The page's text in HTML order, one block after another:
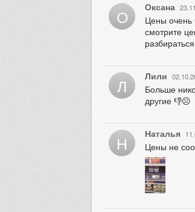
О Оксана
Цены очень
смотрите
Л Лили
Больше
другие 👎☹️
Н Наталья
Цены не